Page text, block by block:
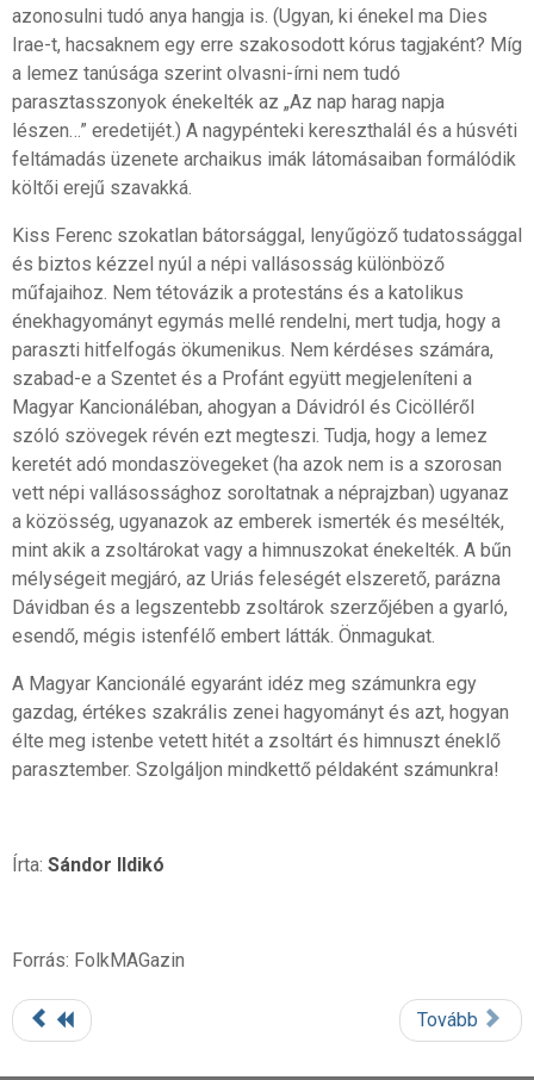
azonosulni tudó anya hangja is. (Ugyan, ki énekel ma Dies
Irae-t, hacsaknem egy erre szakosodott kórus tagjaként? Míg
a lemez tanúsága szerint olvasni-írni nem tudó
parasztasszonyok énekelték az „Az nap harag napja
lészen…” eredetijét.) A nagypénteki kereszthalál és a húsvéti
feltámadás üzenete archaikus imák látomásaiban formálódik
költői erejű szavakká.
Kiss Ferenc szokatlan bátorsággal, lenyűgöző tudatossággal
és biztos kézzel nyúl a népi vallásosság különböző
műfajaihoz. Nem tétovázik a protestáns és a katolikus
énekhagyományt egymás mellé rendelni, mert tudja, hogy a
paraszti hitfelfogás ökumenikus. Nem kérdéses számára,
szabad-e a Szentet és a Profánt együtt megjeleníteni a
Magyar Kancionáléban, ahogyan a Dávidról és Cicölléről
szóló szövegek révén ezt megteszi. Tudja, hogy a lemez
keretét adó mondaszövegeket (ha azok nem is a szorosan
vett népi vallásossághoz soroltatnak a néprajzban) ugyanaz
a közösség, ugyanazok az emberek ismerték és mesélték,
mint akik a zsoltárokat vagy a himnuszokat énekelték. A bűn
mélységeit megjáró, az Uriás feleségét elszerető, parázna
Dávidban és a legszentebb zsoltárok szerzőjében a gyarló,
esendő, mégis istenfélő embert látták. Önmagukat.
A Magyar Kancionálé egyaránt idéz meg számunkra egy
gazdag, értékes szakrális zenei hagyományt és azt, hogyan
élte meg istenbe vetett hitét a zsoltárt és himnuszt éneklő
parasztember. Szolgáljon mindkettő példaként számunkra!
Írta: Sándor Ildikó
Forrás: FolkMAGazin
Tovább